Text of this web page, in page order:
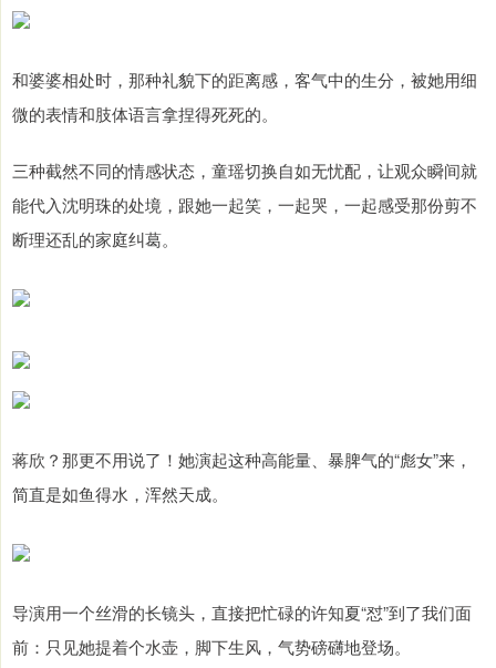
和婆婆相处时，那种礼貌下的距离感，客气中的生分，被她用细
微的表情和肢体语言拿捏得死死的。
三种截然不同的情感状态，童瑶切换自如无忧配，让观众瞬间就
能代入沈明珠的处境，跟她一起笑，一起哭，一起感受那份剪不
断理还乱的家庭纠葛。
蒋欣？那更不用说了！她演起这种高能量、暴脾气的“彪女”来，
简直是如鱼得水，浑然天成。
导演用一个丝滑的长镜头，直接把忙碌的许知夏“怼”到了我们面
前：只见她提着个水壶，脚下生风，气势磅礴地登场。